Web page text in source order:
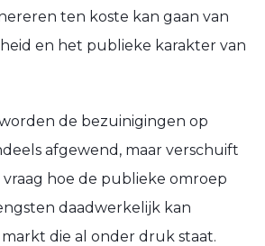
ten koste kan gaan van
en het publieke karakter van
de bezuinigingen op
afgewend, maar verschuift
hoe de publieke omroep
daadwerkelijk kan
die al onder druk staat.